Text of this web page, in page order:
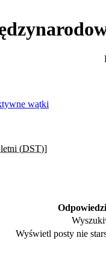
wątki
letni (DST)]
Wyświetl posty nie